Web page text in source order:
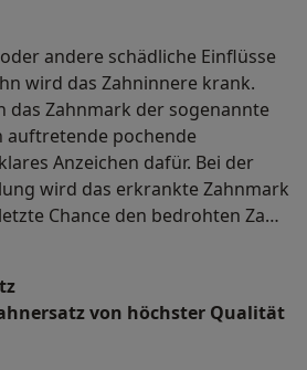
andere schädliche Einflüsse
wird das Zahninnere krank.
das Zahnmark der sogenannte
auftretende pochende
Anzeichen dafür. Bei der
wird das erkrankte Zahnmark
Chance den bedrohten Zahn
von höchster Qualität